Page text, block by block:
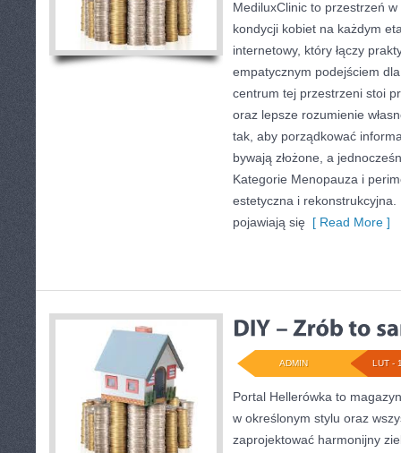
MediluxClinic to przestrzeń
kondycji kobiet na każdym
internetowy, który łączy
empatycznym podejściem
centrum tej przestrzeni stoi
oraz lepsze rozumienie
tak, aby porządkować
bywają złożone, a
Kategorie Menopauza i
estetyczna i rekonstrukcyjna.
pojawiają się [ Read More ]
LUT -
ADMIN
Portal Hellerówka to
w określonym stylu oraz
zaprojektować harmonijny